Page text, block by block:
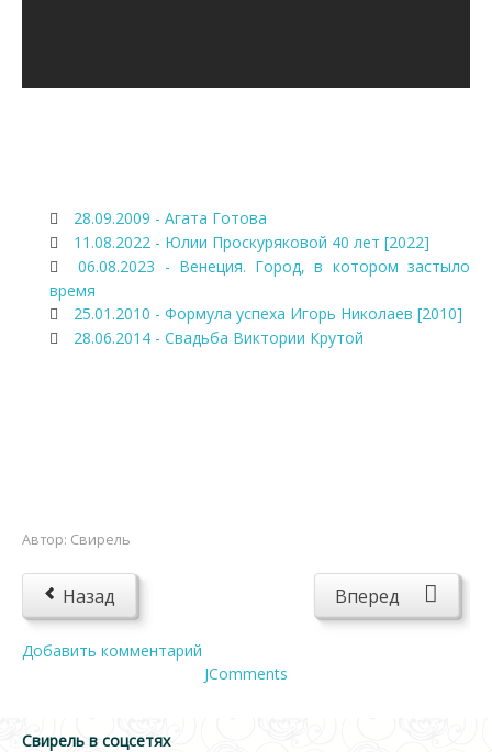
28.09.2009 - Агата Готова
11.08.2022 - Юлии Проскуряковой 40 лет [2022]
06.08.2023 - Венеция. Город, в котором застыло
время
25.01.2010 - Формула успеха Игорь Николаев [2010]
28.06.2014 - Свадьба Виктории Крутой
Автор: Свирель
Назад Вперед
Добавить комментарий
JComments
Свирель в соцсетях